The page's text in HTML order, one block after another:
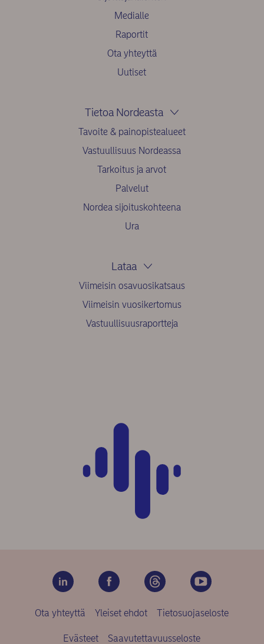
Medialle
Raportit
Ota yhteyttä
Uutiset
Tietoa Nordeasta
Tavoite & painopistealueet
Vastuullisuus Nordeassa
Tarkoitus ja arvot
Palvelut
Nordea sijoituskohteena
Ura
Lataa
Viimeisin osavuosikatsaus
Viimeisin vuosikertomus
Vastuullisuusraportteja
Ota yhteyttä Yleiset ehdot Tietosuojaseloste
Evästeet Saavutettavuusseloste